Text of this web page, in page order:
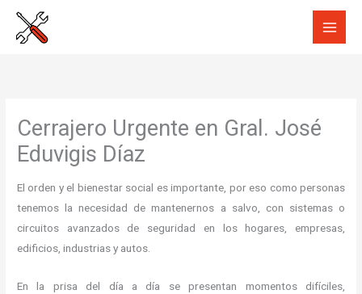
Cerrajero Urgente en Gral. José
Eduvigis Díaz
El orden y el bienestar social es importante, por eso como personas
tenemos la necesidad de mantenernos a salvo, con sistemas o
circuitos avanzados de seguridad en los hogares, empresas,
edificios, industrias y autos.
En la prisa del día a día se presentan momentos difíciles,